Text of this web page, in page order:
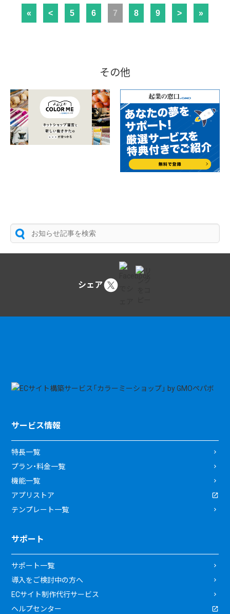
« < 5 6 7 8 9 > »
その他
シェア
サービス情報
特長一覧
プラン・料金一覧
機能一覧
アプリストア
テンプレート一覧
サポート
サポート一覧
導入をご検討中の方へ
ECサイト制作代行サービス
ヘルプセンター